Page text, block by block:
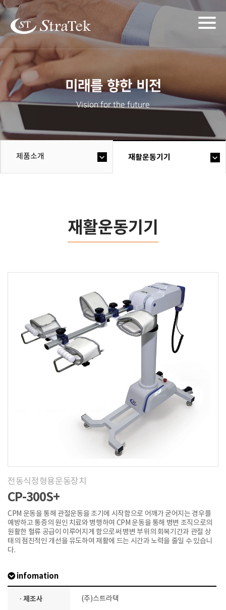
미래를 향한 비전
Vision for the future
제품소개 재활운동기기
재활운동기기
전동식정형용운동장치
CP-300S+
CPM 운동을 통해 관절운동을 조기에 시작함으로 어깨가 굳어지는 경우를
예방하고 통증의 원인 치료와 병행하여 CPM 운동을 통해 병변 조직으로의
원활한 혈류 공급이 이루어지게 함으로써 병변 부위의 회복기간과 관절 상
태의 점진적인 개선을 유도하여 재활에 드는 시간과 노력을 줄일 수 있습니
다.
infomation
· 제조사 (주)스트라텍